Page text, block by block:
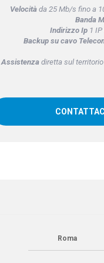
Velocitàda 25 Mb/s fino a
Banda
Indirizzo Ip1 IP
Backup su cavo
Assistenza diretta sul
CONTATTACI
Roma